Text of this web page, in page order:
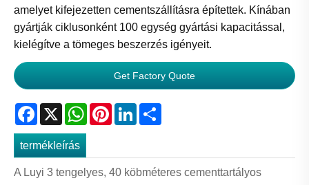
amelyet kifejezetten cementszállításra építettek. Kínában
gyártják ciklusonként 100 egység gyártási kapacitással,
kielégítve a tömeges beszerzés igényeit.
Get Factory Quote
Facebook
X WhatsApp
PinterestLinkedIn
termékleírás
A Luyi 3 tengelyes, 40 köbméteres cementtartályos